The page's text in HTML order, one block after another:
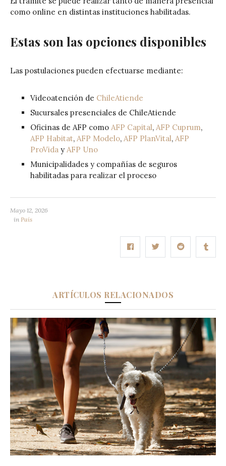
como online en distintas instituciones habilitadas.
Estas son las opciones disponibles
Las postulaciones pueden efectuarse mediante:
Videoatención de ChileAtiende
Sucursales presenciales de ChileAtiende
Oficinas de AFP como AFP Capital, AFP Cuprum,
AFP Habitat, AFP Modelo, AFP PlanVital, AFP
ProVida y AFP Uno
Municipalidades y compañías de seguros
habilitadas para realizar el proceso
Mayo 12, 2026
in País
ARTÍCULOS RELACIONADOS